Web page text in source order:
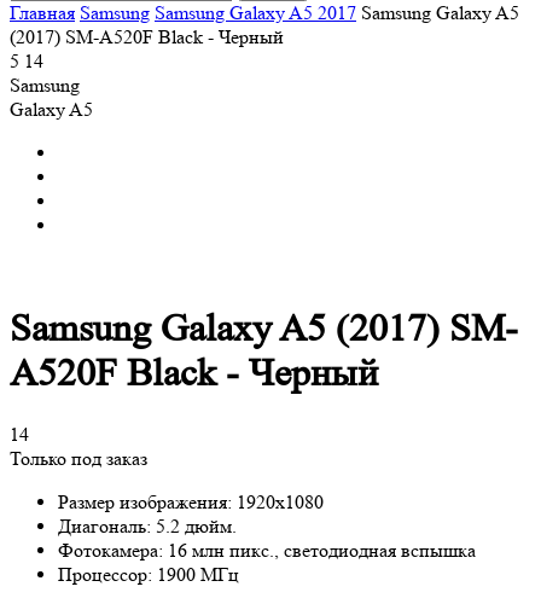
Главная Samsung Samsung Galaxy A5 2017 Samsung Galaxy A5
(2017) SM-A520F Black - Черный
5 14
Samsung
Galaxy A5
Samsung Galaxy A5 (2017) SM-
A520F Black - Черный
14
Только под заказ
Размер изображения: 1920x1080
Диагональ: 5.2 дюйм.
Фотокамера: 16 млн пикс., светодиодная вспышка
Процессор: 1900 МГц